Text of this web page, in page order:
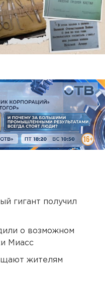
гигант получил
о возможном
Миасс
жителям